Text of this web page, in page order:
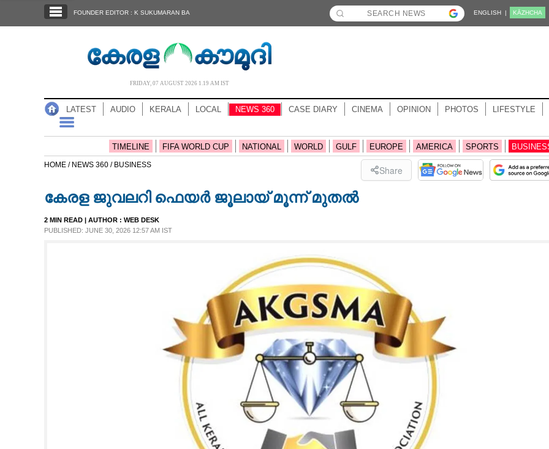
NOTIFIED NEWS
FOUNDER EDITOR : K SUKUMARAN BA ENGLISH | KĀZHCHA
FRIDAY, 07 AUGUST 2026 1.19 AM IST
LATEST AUDIO KERALA LOCAL NEWS 360 CASE DIARY CINEMA OPINION PHOTOS LIFESTYLE
TIMELINE FIFA WORLD CUP NATIONAL WORLD GULF EUROPE AMERICA SPORTS
HOME / NEWS 360 / BUSINESS Share
കേരള ജുവലറി ഫെയർ ജൂലായ് മൂന്ന് മുതൽ
2 MIN READ | AUTHOR : WEB DESK
PUBLISHED: JUNE 30, 2026 12:57 AM IST